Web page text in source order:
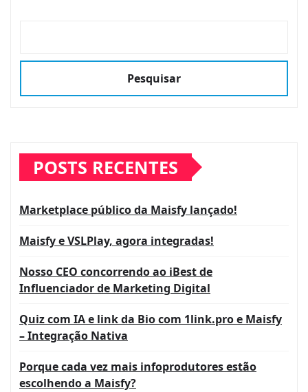
Pesquisar
POSTS RECENTES
Marketplace público da Maisfy lançado!
Maisfy e VSLPlay, agora integradas!
Nosso CEO concorrendo ao iBest de
Influenciador de Marketing Digital
Quiz com IA e link da Bio com 1link.pro e Maisfy
– Integração Nativa
Porque cada vez mais infoprodutores estão
escolhendo a Maisfy?